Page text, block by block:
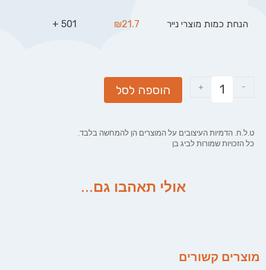
הנחת כמות מוצרי נייר ₪21.7
501 +
-
+ הוספה לסל
ט.ל.ח. הדמיות העיצובים על המוצרים הן להמחשה בלבד.
כל הזכויות שמורות לביג בן
אולי תאהבו גם...
מוצרים קשורים